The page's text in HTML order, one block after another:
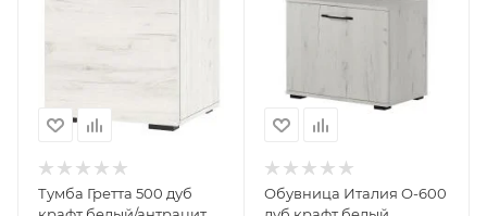
Тумба Гретта 500 дуб
Обувница Италия О-600